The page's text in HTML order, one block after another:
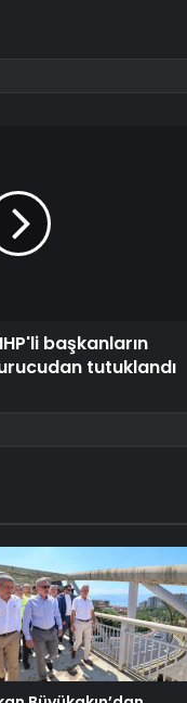
başkanların
tutuklandı